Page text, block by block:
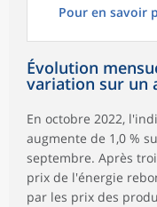
Pour en savoir
Évolution
variation sur un
En octobre 2022,
augmente de 1,0 %
septembre. Après
prix de l'énergie
par les prix des